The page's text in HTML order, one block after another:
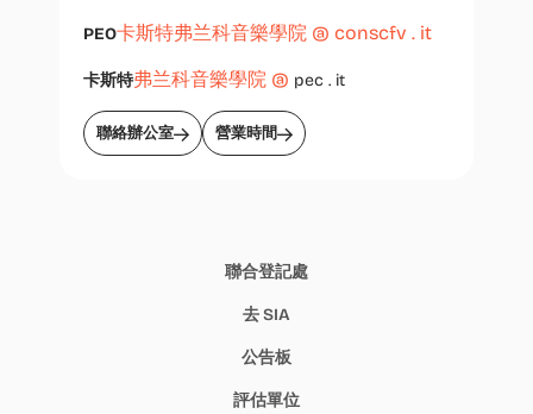
PEO卡斯特弗兰科音樂學院 @ conscfv . it
卡斯特弗兰科音樂學院 @ pec . it
聯絡辦公室 營業時間
聯合登記處
去 SIA
公告板
評估單位